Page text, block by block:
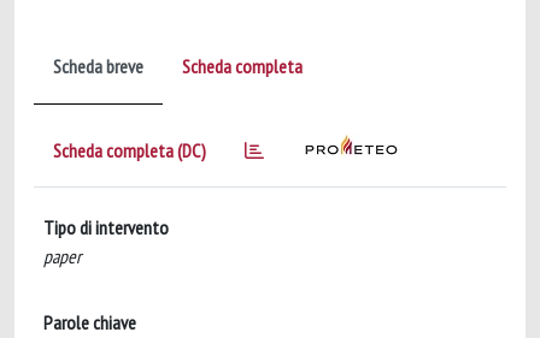
Scheda breve Scheda completa
Scheda completa (DC)
Tipo di intervento
paper
Parole chiave